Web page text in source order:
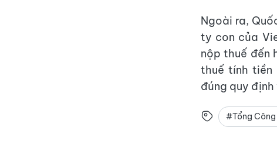
Ngoài ra,
ty con của
nộp thuế đến
thuế tính tiền
đúng quy
#Tổng